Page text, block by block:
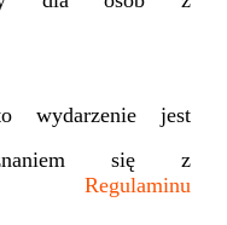
wydarzenie jest
się z
Regulaminu